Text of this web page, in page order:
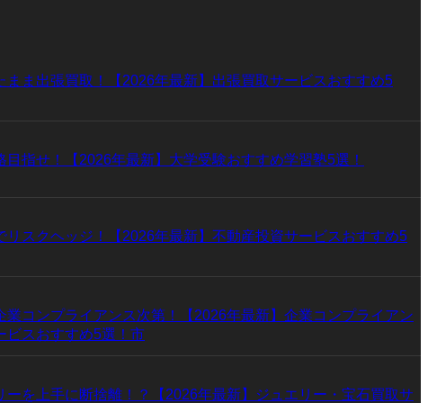
まま出張買取！【2026年最新】出張買取サービスおすすめ5
目指せ！【2026年最新】大学受験おすすめ学習塾5選！
リスクヘッジ！【2026年最新】不動産投資サービスおすすめ5
業コンプライアンス次第！【2026年最新】企業コンプライアン
ビスおすすめ5選！市
ーを上手に断捨離！？【2026年最新】ジュエリー・宝石買取サ